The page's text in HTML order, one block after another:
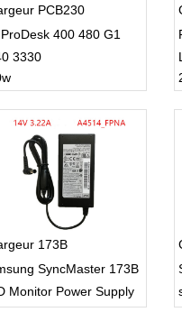
PCB230
400 480 G1
3330
173B
SyncMaster 173B
Monitor Power Supply